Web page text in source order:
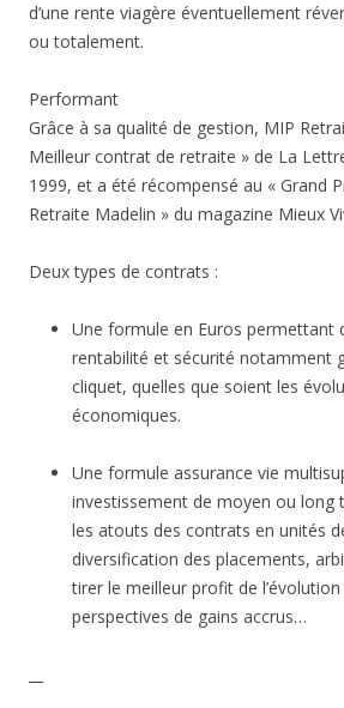
d’une rente viagère éventuellement
ou totalement.
Performant
Grâce à sa qualité de gestion, MIP
Meilleur contrat de retraite » de La
1999, et a été récompensé au « Grand
Retraite Madelin » du magazine Mieux
Deux types de contrats :
Une formule en Euros permettant
rentabilité et sécurité notamment
cliquet, quelles que soient les
économiques.
Une formule assurance vie
investissement de moyen ou
les atouts des contrats en unités
diversification des placements,
tirer le meilleur profit de
perspectives de gains accrus…